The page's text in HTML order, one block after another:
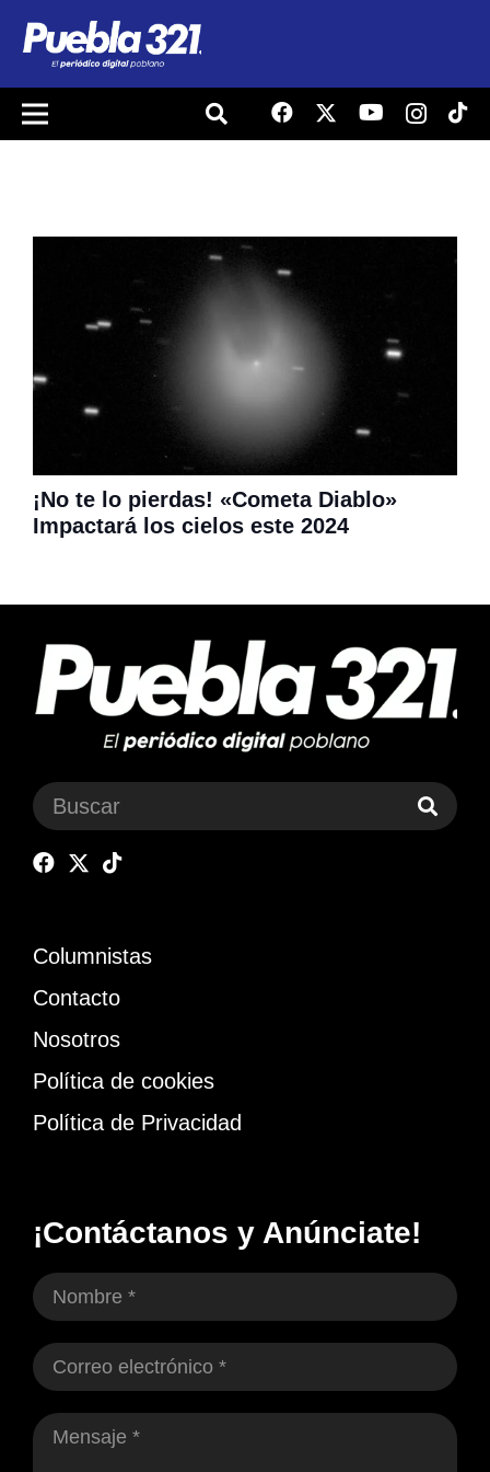
¡No te lo pierdas! «Cometa Diablo»
Impactará los cielos este 2024
Columnistas
Contacto
Nosotros
Política de cookies
Política de Privacidad
¡Contáctanos y Anúnciate!